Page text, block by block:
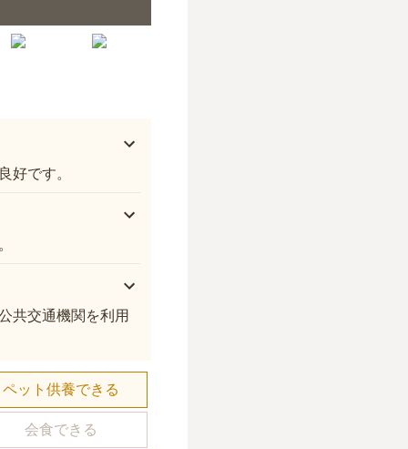
好です。
共交通機関を利用
ペット供養できる
会食できる